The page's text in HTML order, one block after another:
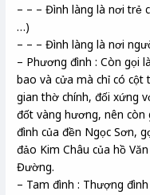
– – – Đình làng là nơi trẻ
…)
– – – Đình làng là nơi
– Phương đình : Còn gọi
bao và cửa mà chỉ có
gian thờ chính, đối xứng
đốt vàng hương, nên còn
đình của đền Ngọc Sơn,
đảo Kim Châu của hồ
Đường.
– Tam đình : Thượng